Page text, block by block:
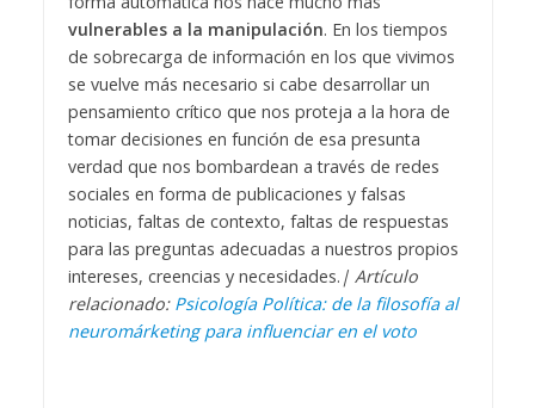
vulnerables a la manipulación. En los tiempos
de sobrecarga de información en los que vivimos
se vuelve más necesario si cabe desarrollar un
pensamiento crítico que nos proteja a la hora de
tomar decisiones en función de esa presunta
verdad que nos bombardean a través de redes
sociales en forma de publicaciones y falsas
noticias, faltas de contexto, faltas de respuestas
para las preguntas adecuadas a nuestros propios
intereses, creencias y necesidades. | Artículo
relacionado: Psicología Política: de la filosofía al
neuromárketing para influenciar en el voto